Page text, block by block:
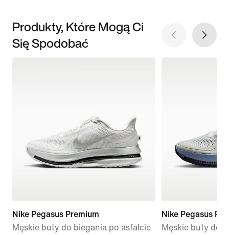
Produkty, Które Mogą Ci
Się Spodobać
Nike Pegasus Premium
Męskie buty do biegania po asfalcie
Nike Pegasus
Męskie buty do